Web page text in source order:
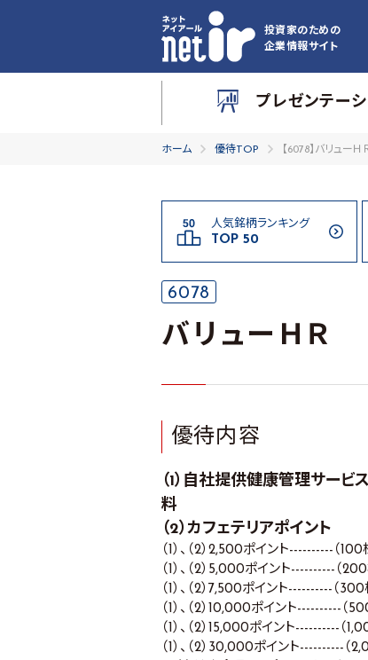
投資家のための
企業情報サイト
プレゼンテーシ
ホーム 優待TOP 【6078】バリューＨ
人気銘柄ランキング
TOP 50
6078
バリューＨＲ
優待内容
（1）自社提供健康管理サービ
料
（2）カフェテリアポイント
（1）、（2）2,500ポイント----------（100
（1）、（2）5,000ポイント----------（
（1）、（2）7,500ポイント----------（300
（1）、（2）10,000ポイント----------（
（1）、（2）15,000ポイント----------（
（1）、（2）30,000ポイント----------（